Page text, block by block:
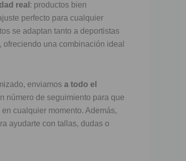
real : productos bien
perfecto para cualquier
se adaptan tanto a deportistas
una combinación ideal
enviamos a todo el
número de seguimiento para que
cualquier momento. Además,
ayudarte con tallas, dudas o